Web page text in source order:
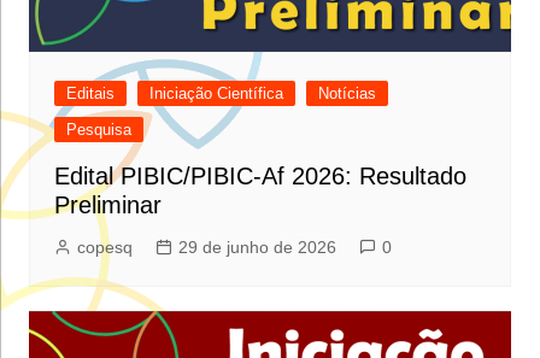
Editais Iniciação Científica
Notícias
Pesquisa
Edital PIBIC/PIBIC-Af 2026: Resultado
Preliminar
copesq 29 de junho de 2026 0